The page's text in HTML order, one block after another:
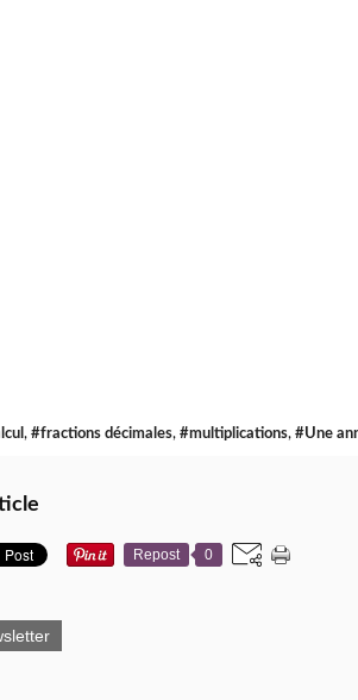
, #fractions décimales, #multiplications, #Une
Repost 0